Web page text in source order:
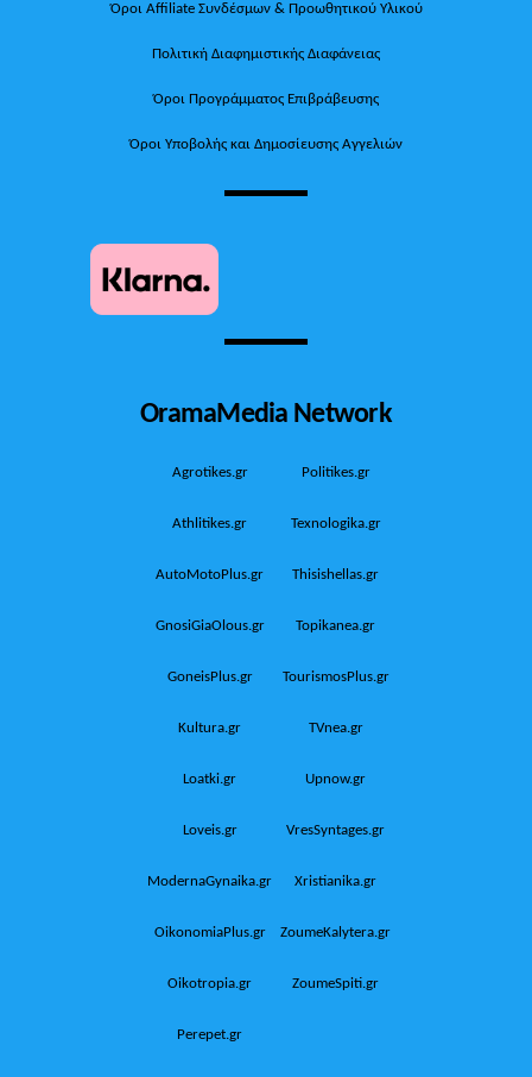
Όροι Affiliate Συνδέσμων & Προωθητικού Υλικού
Πολιτική Διαφημιστικής Διαφάνειας
Όροι Προγράμματος Επιβράβευσης
Όροι Υποβολής και Δημοσίευσης Αγγελιών
OramaMedia Network
Agrotikes.gr Politikes.gr
Athlitikes.gr Texnologika.gr
AutoMotoPlus.gr Thisishellas.gr
GnosiGiaOlous.gr Topikanea.gr
GoneisPlus.gr TourismosPlus.gr
Kultura.gr TVnea.gr
Loatki.gr Upnow.gr
Loveis.gr VresSyntages.gr
ModernaGynaika.gr Xristianika.gr
OikonomiaPlus.gr ZoumeKalytera.gr
Oikotropia.gr ZoumeSpiti.gr
Perepet.gr